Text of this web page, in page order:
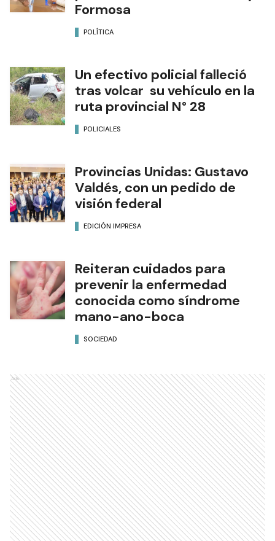
Formosa
POLÍTICA
Un efectivo policial falleció
tras volcar su vehículo en la
ruta provincial N° 28
POLICIALES
Provincias Unidas: Gustavo
Valdés, con un pedido de
visión federal
EDICIÓN IMPRESA
Reiteran cuidados para
prevenir la enfermedad
conocida como síndrome
mano-ano-boca
SOCIEDAD
Ads